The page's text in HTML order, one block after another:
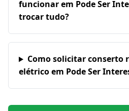
funcionar em Pode Ser
trocar tudo?
Como solicitar conserto
elétrico em Pode Ser